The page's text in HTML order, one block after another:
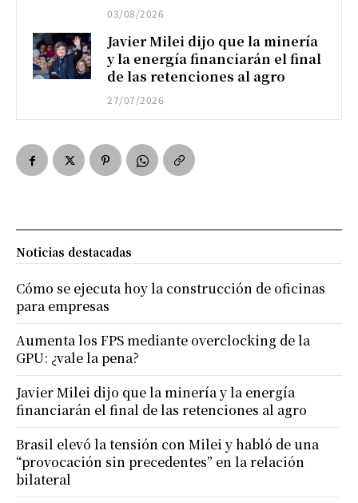
03/08/2026
Javier Milei dijo que la minería
y la energía financiarán el final
de las retenciones al agro
27/07/2026
Noticias destacadas
Cómo se ejecuta hoy la construcción de oficinas
para empresas
Aumenta los FPS mediante overclocking de la
GPU: ¿vale la pena?
Javier Milei dijo que la minería y la energía
financiarán el final de las retenciones al agro
Brasil elevó la tensión con Milei y habló de una
“provocación sin precedentes” en la relación
bilateral